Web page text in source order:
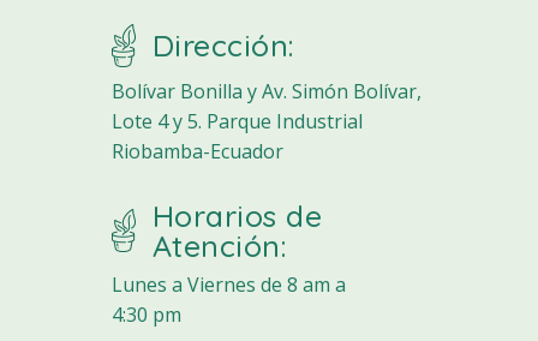
Dirección:
Bolívar Bonilla y Av. Simón Bolívar,
Lote 4 y 5. Parque Industrial
Riobamba-Ecuador
Horarios de
Atención:
Lunes a Viernes de 8 am a
4:30 pm